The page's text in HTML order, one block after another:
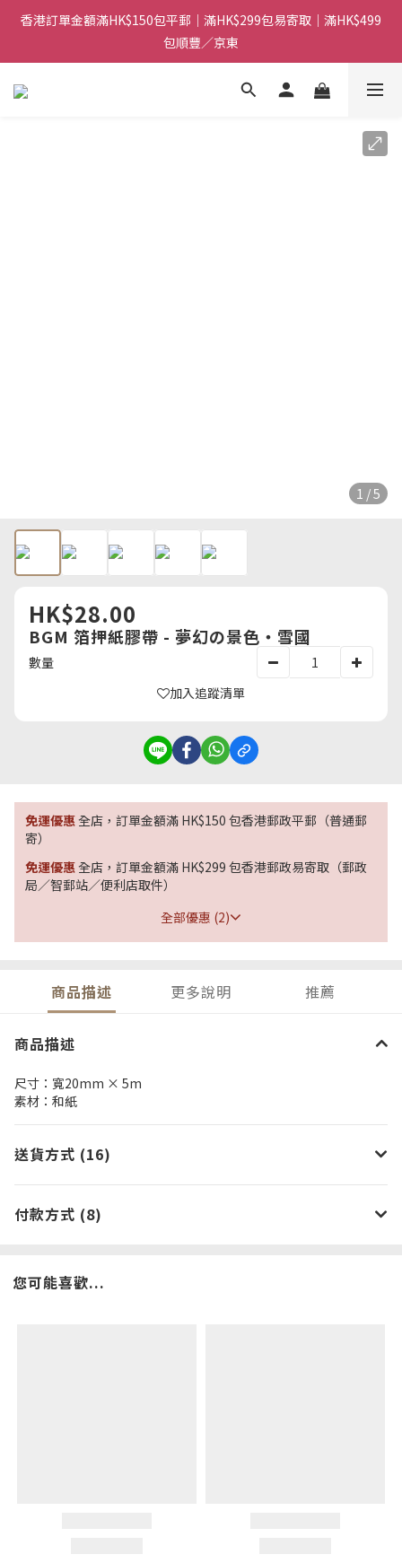
香港訂單金額滿HK$150包平郵｜滿HK$299包易寄取｜滿HK$499
包順豐／京東
香港訂單金額滿HK$150包平郵｜滿HK$299包易寄取｜滿HK$499
包順豐／京東
【網店限定！】指定清貨商品每消費HK$100即享購物金HK$50回
香港訂單金額滿HK$150包平郵｜滿HK$299包易寄取｜滿HK$499
1 / 5
HK$28.00
BGM 箔押紙膠帶 - 夢幻の景色・雪國
數量
加入追蹤清單
免運優惠全店，訂單金額滿 HK$150 包香港郵政平郵（普通郵
寄）
免運優惠全店，訂單金額滿 HK$299 包香港郵政易寄取（郵政
局／智郵站／便利店取件）
全部優惠 (2)
商品描述 更多說明 推薦
商品描述
尺寸：寬20mm × 5m
素材：和紙
送貨方式 (16)
付款方式 (8)
您可能喜歡...